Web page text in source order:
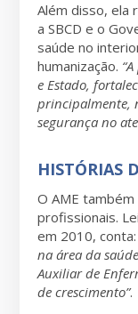
Além disso, ela
a SBCD e o
saúde no
humanização.
e Estado,
principalmente,
segurança no
HISTÓRIAS
O AME
profissionais.
em 2010, conta:
na área da
Auxiliar de
de crescimento”.